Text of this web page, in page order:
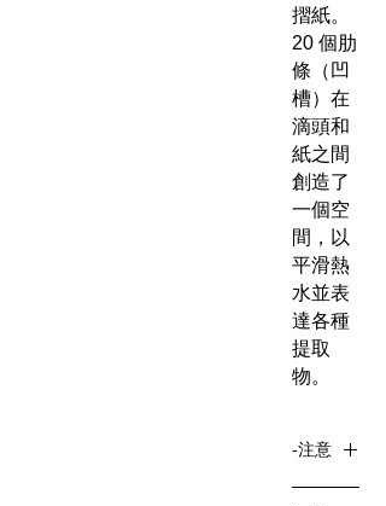
摺紙。
20 個肋
條（凹
槽）在
滴頭和
紙之間
創造了
一個空
間，以
平滑熱
水並表
達各種
提取
物。
-注意